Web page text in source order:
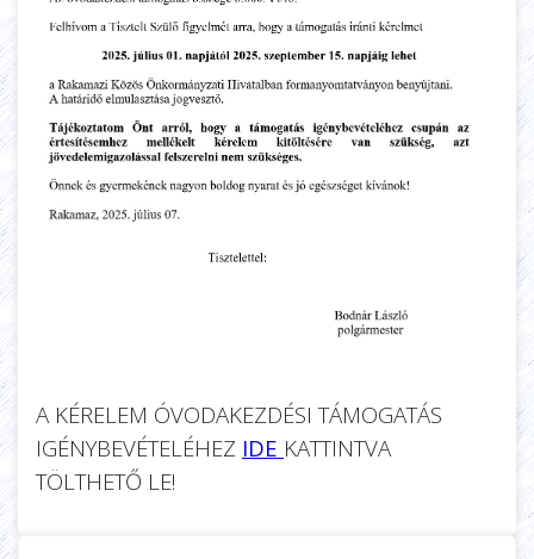
A KÉRELEM ÓVODAKEZDÉSI TÁMOGATÁS
IGÉNYBEVÉTELÉHEZ IDE KATTINTVA
TÖLTHETŐ LE!